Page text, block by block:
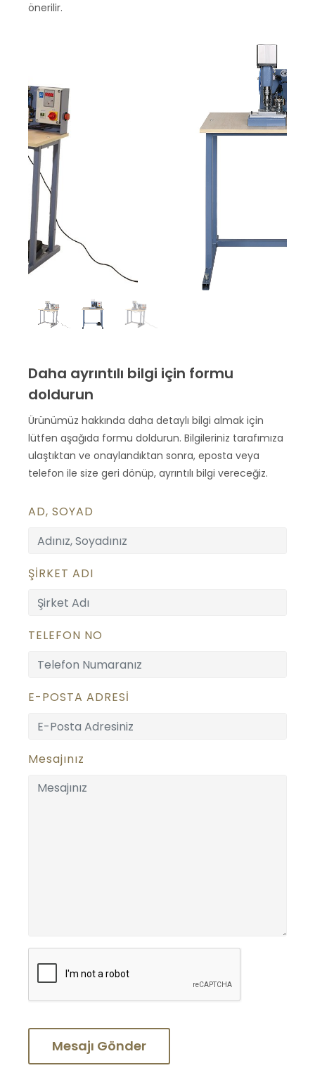
önerilir.
Daha ayrıntılı bilgi için formu
doldurun
Ürünümüz hakkında daha detaylı bilgi almak için
lütfen aşağıda formu doldurun. Bilgileriniz tarafımıza
ulaştıktan ve onaylandıktan sonra, eposta veya
telefon ile size geri dönüp, ayrıntılı bilgi vereceğiz.
AD, SOYAD
ŞİRKET ADI
TELEFON NO
E-POSTA ADRESİ
Mesajınız